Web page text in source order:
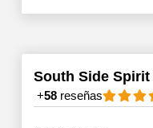
South Side Spirit
+58reseñas